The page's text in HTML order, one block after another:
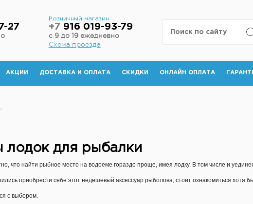
27
Розничный магазин
+7 916 019-93-79
с 9 до 19 ежедневно
Схема проезда
АКЦИИ ДОСТАВКА И ОПЛАТА СКИДКИ ОНЛАЙН ОПЛАТА
лодок для рыбалки
что найти рыбное место на водоеме гораздо проще, имея лодку. В том числе и
приобрести себе этот недешевый аксессуар рыболова, стоит ознакомиться хотя
с выбором.